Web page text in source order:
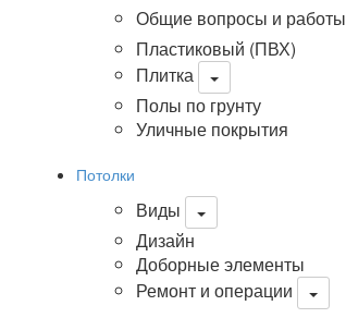
Общие вопросы и работы
Пластиковый (ПВХ)
Плитка
Полы по грунту
Уличные покрытия
Потолки
Виды
Дизайн
Доборные элементы
Ремонт и операции